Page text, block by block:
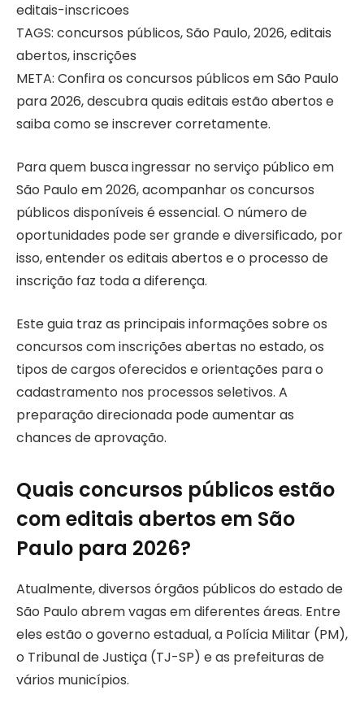
editais-inscricoes
TAGS: concursos públicos, São Paulo, 2026, editais
abertos, inscrições
META: Confira os concursos públicos em São Paulo
para 2026, descubra quais editais estão abertos e
saiba como se inscrever corretamente.
Para quem busca ingressar no serviço público em
São Paulo em 2026, acompanhar os concursos
públicos disponíveis é essencial. O número de
oportunidades pode ser grande e diversificado, por
isso, entender os editais abertos e o processo de
inscrição faz toda a diferença.
Este guia traz as principais informações sobre os
concursos com inscrições abertas no estado, os
tipos de cargos oferecidos e orientações para o
cadastramento nos processos seletivos. A
preparação direcionada pode aumentar as
chances de aprovação.
Quais concursos públicos estão
com editais abertos em São
Paulo para 2026?
Atualmente, diversos órgãos públicos do estado de
São Paulo abrem vagas em diferentes áreas. Entre
eles estão o governo estadual, a Polícia Militar (PM),
o Tribunal de Justiça (TJ-SP) e as prefeituras de
vários municípios.